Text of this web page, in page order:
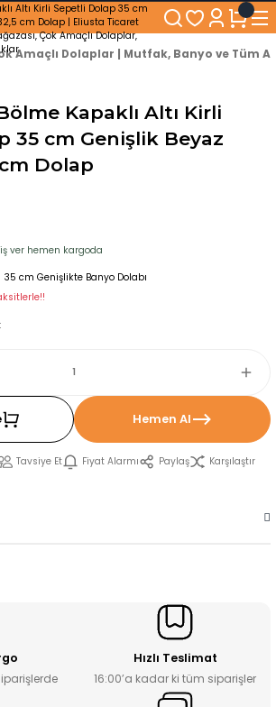
Alışverişlerinizde KARGO BEDAVA!
cm'den 100 cm'e kadar Genişliğe Sahip Dolaplar
ile Uzun Ömürlü ve Kolay Kullanım Konforu
güvenli alışveriş ve satış sonrası destek
Amaçlı Dolaplar | Mutfak, Banyo ve Tüm
Kapaklı Altı Kirli
35 cm Genişlik Beyaz
Dolap
ver hemen kargoda
35 cm Genişlikte Banyo Dolabı
Hemen Al
Tavsiye Et Fiyat Alarmı Paylaş Karşılaştır
Hızlı Teslimat
16:00’a kadar ki tüm siparişler